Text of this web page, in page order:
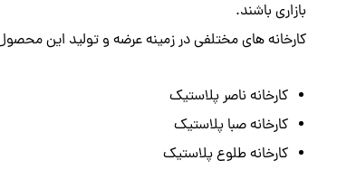
بازاری باشند.
کارخانه های مختلفی در زمینه عرضه و تولید این
کارخانه ناصر پلاستیک
کارخانه صبا پلاستیک
کارخانه طلوع پلاستیک